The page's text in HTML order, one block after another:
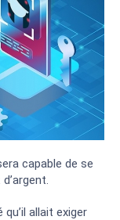
capable de se
qu’il allait exiger